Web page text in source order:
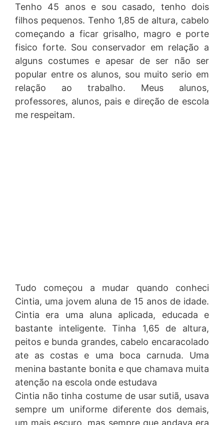
Tenho 45 anos e sou casado, tenho dois
filhos pequenos. Tenho 1,85 de altura, cabelo
começando a ficar grisalho, magro e porte
fisico forte. Sou conservador em relação a
alguns costumes e apesar de ser não ser
popular entre os alunos, sou muito serio em
relação ao trabalho. Meus alunos,
professores, alunos, pais e direção de escola
me respeitam.
Tudo começou a mudar quando conheci
Cintia, uma jovem aluna de 15 anos de idade.
Cintia era uma aluna aplicada, educada e
bastante inteligente. Tinha 1,65 de altura,
peitos e bunda grandes, cabelo encaracolado
ate as costas e uma boca carnuda. Uma
menina bastante bonita e que chamava muita
atenção na escola onde estudava
Cintia não tinha costume de usar sutiã, usava
sempre um uniforme diferente dos demais,
um mais escuro, mas sempre que andava era